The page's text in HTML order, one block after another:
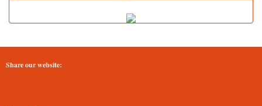
Share our website: